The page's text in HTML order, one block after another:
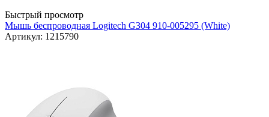
Быстрый просмотр
Мышь беспроводная Logitech G304 910-005295 (White)
Артикул: 1215790